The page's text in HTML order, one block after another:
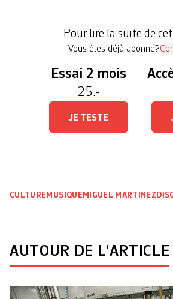
Voyage. Il […]
Pour lire la suite de
Vous êtes déjà abonné?
Essai 2 mois
25.-
JE TESTE
CULTURE MUSIQUE MIGUEL MARTINEZ
AUTOUR DE L'ARTICLE